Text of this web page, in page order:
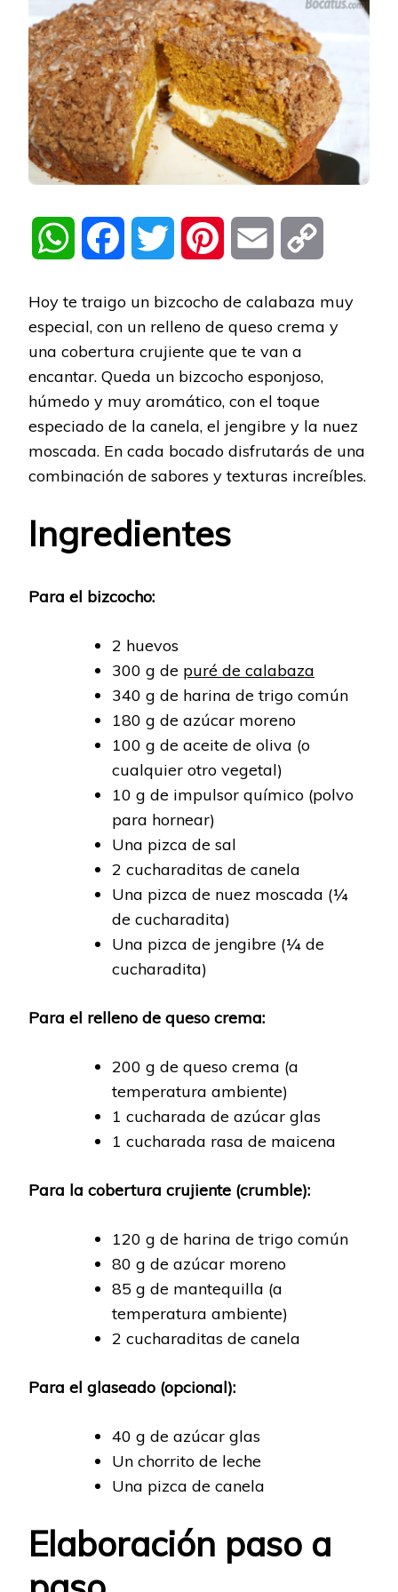
WhatsAppFacebook Twitter Pinterest Email
Hoy te traigo un bizcocho de calabaza muy
especial, con un relleno de queso crema y
una cobertura crujiente que te van a
encantar. Queda un bizcocho esponjoso,
húmedo y muy aromático, con el toque
especiado de la canela, el jengibre y la nuez
moscada. En cada bocado disfrutarás de una
combinación de sabores y texturas increíbles.
Ingredientes
Para el bizcocho:
2 huevos
300 g de puré de calabaza
340 g de harina de trigo común
180 g de azúcar moreno
100 g de aceite de oliva (o
cualquier otro vegetal)
10 g de impulsor químico (polvo
para hornear)
Una pizca de sal
2 cucharaditas de canela
Una pizca de nuez moscada (¼
de cucharadita)
Una pizca de jengibre (¼ de
cucharadita)
Para el relleno de queso crema:
200 g de queso crema (a
temperatura ambiente)
1 cucharada de azúcar glas
1 cucharada rasa de maicena
Para la cobertura crujiente (crumble):
120 g de harina de trigo común
80 g de azúcar moreno
85 g de mantequilla (a
temperatura ambiente)
2 cucharaditas de canela
Para el glaseado (opcional):
40 g de azúcar glas
Un chorrito de leche
Una pizca de canela
Elaboración paso a